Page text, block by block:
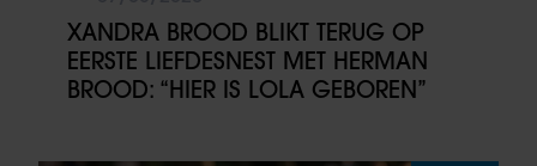
XANDRA BROOD BLIKT TERUG OP
EERSTE LIEFDESNEST MET HERMAN
BROOD: “HIER IS LOLA GEBOREN”